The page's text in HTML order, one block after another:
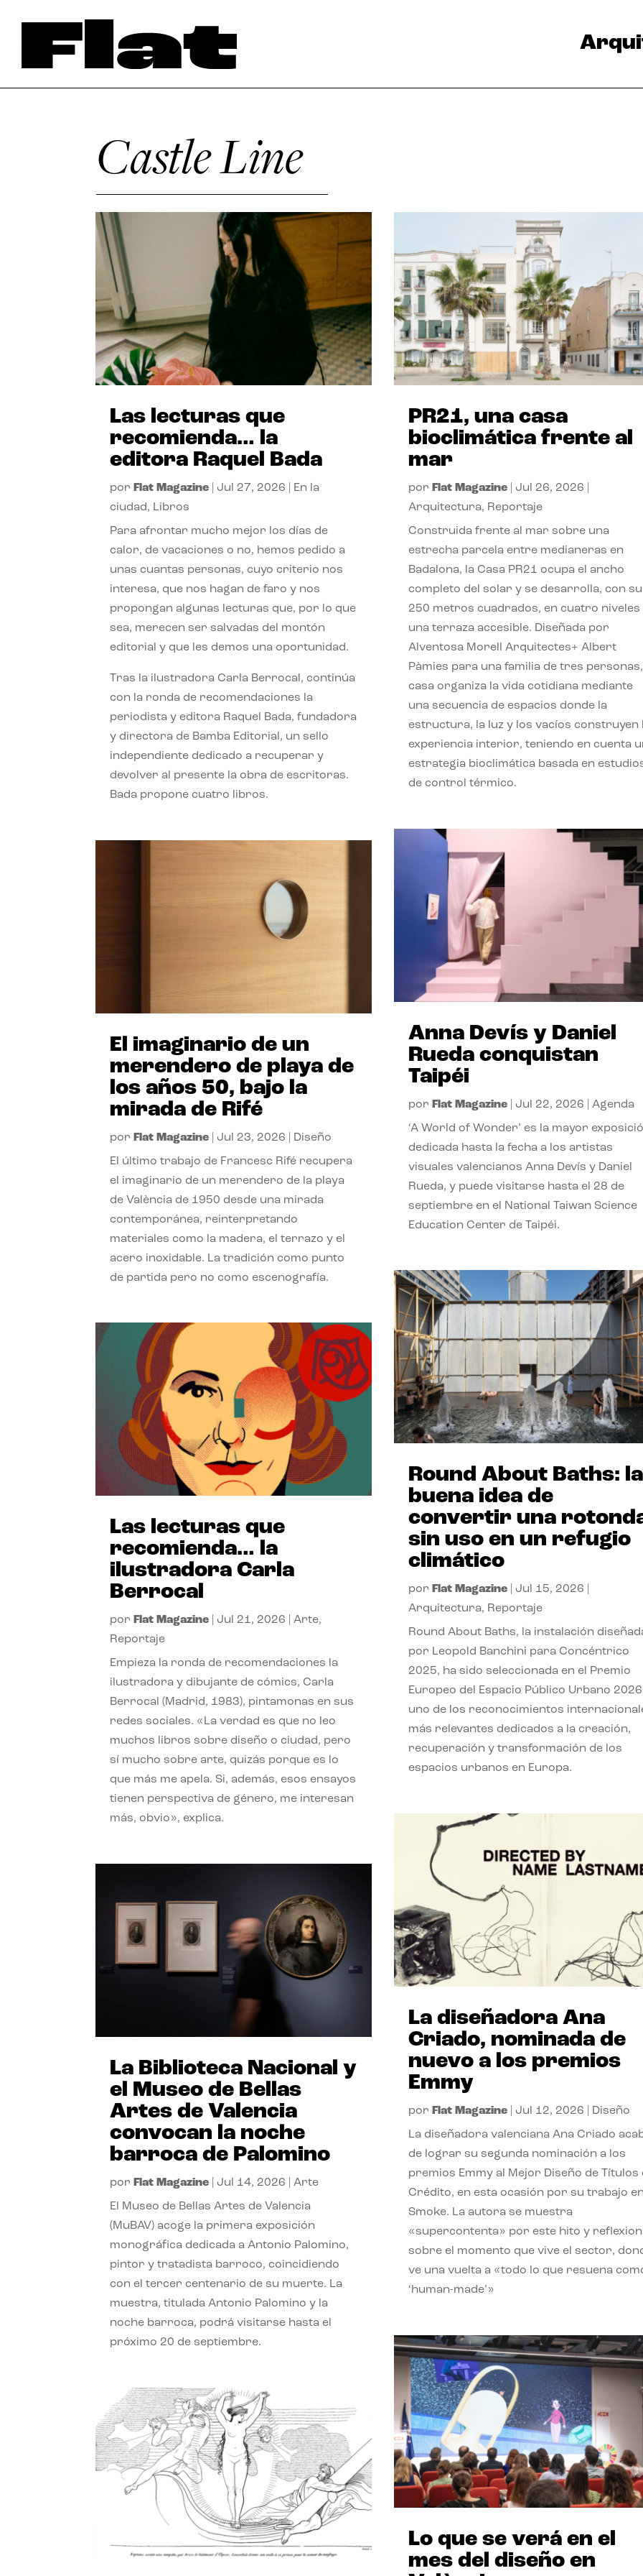
Castle Line
Las lecturas que
recomienda… la
editora Raquel Bada
por Flat Magazine Jul 27, 2026
En la
ciudad, Libros
Para afrontar mucho mejor los días de
calor, de vacaciones o no, hemos pedido a
unas cuantas personas, cuyo criterio nos
interesa, que nos hagan de faro y nos
propongan algunas lecturas que, por lo que
sea, merecen ser salvadas del montón
editorial y que les demos una oportunidad.
Tras la ilustradora Carla Berrocal, continúa
con la ronda de recomendaciones la
periodista y editora Raquel Bada, fundadora
y directora de Bamba Editorial, un sello
independiente dedicado a recuperar y
devolver al presente la obra de escritoras.
Bada propone cuatro libros.
El imaginario de un
merendero de playa de
los años 50, bajo la
mirada de Rifé
por Flat Magazine Jul 23, 2026 Diseño
El último trabajo de Francesc Rifé recupera
el imaginario de un merendero de la playa
de València de 1950 desde una mirada
contemporánea, reinterpretando
materiales como la madera, el terrazo y el
acero inoxidable. La tradición como punto
de partida pero no como escenografía.
Las lecturas que
recomienda… la
ilustradora Carla
Berrocal
por Flat Magazine Jul 21, 2026 |Arte,
Reportaje
Empieza la ronda de recomendaciones la
ilustradora y dibujante de cómics, Carla
Berrocal (Madrid, 1983), pintamonas en sus
redes sociales. «La verdad es que no leo
muchos libros sobre diseño o ciudad, pero
sí mucho sobre arte, quizás porque es lo
que más me apela. Si, además, esos ensayos
tienen perspectiva de género, me interesan
más, obvio», explica.
La Biblioteca Nacional y
el Museo de Bellas
Artes de Valencia
convocan la noche
barroca de Palomino
por Flat Magazine Jul 14, 2026 |Arte
El Museo de Bellas Artes de Valencia
(MuBAV) acoge la primera exposición
monográfica dedicada a Antonio Palomino,
pintor y tratadista barroco, coincidiendo
con el tercer centenario de su muerte. La
muestra, titulada Antonio Palomino y la
noche barroca, podrá visitarse hasta el
próximo 20 de septiembre.
PR21, una casa
bioclimática frente al
mar
por Flat Magazine| Jul 26, 2026
Arquitectura, Reportaje
Construida frente al mar sobre una
estrecha parcela entre medianeras en
Badalona, la Casa PR21 ocupa el ancho
completo del solar y se desarrolla, con
250 metros cuadrados, en cuatro niveles
una terraza accesible. Diseñada por
Alventosa Morell Arquitectes+ Albert
Pàmies para una familia de tres
casa organiza la vida cotidiana mediante
una secuencia de espacios donde la
estructura, la luz y los vacíos construyen
experiencia interior, teniendo en cuenta
estrategia bioclimática basada en
de control térmico.
Anna Devís y Daniel
Rueda conquistan
Taipéi
por Flat Magazine| Jul 22, 2026 Agenda
‘A World of Wonder’ es la mayor
dedicada hasta la fecha a los artistas
visuales valencianos Anna Devís y Daniel
Rueda, y puede visitarse hasta el 28 de
septiembre en el National Taiwan Science
Education Center de Taipéi.
Round About Baths: la
buena idea de
convertir una
sin uso en un refugio
climático
por Flat Magazine| Jul 15, 2026
Arquitectura, Reportaje
Round About Baths, la instalación
por Leopold Banchini para Concéntrico
2025, ha sido seleccionada en el Premio
Europeo del Espacio Público Urbano
uno de los reconocimientos
más relevantes dedicados a la creación,
recuperación y transformación de los
espacios urbanos en Europa.
La diseñadora Ana
Criado, nominada de
nuevo a los premios
Emmy
por Flat Magazine| Jul 12, 2026 Diseño
La diseñadora valenciana Ana Criado
de lograr su segunda nominación a los
premios Emmy al Mejor Diseño de Títulos
Crédito, en esta ocasión por su trabajo
Smoke. La autora se muestra
«supercontenta» por este hito y
sobre el momento que vive el sector,
ve una vuelta a «todo lo que resuena
‘human-made’»
Lo que se verá en el
mes del diseño en